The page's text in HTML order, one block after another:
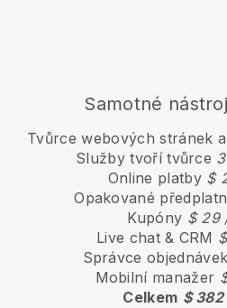
Samotné
Tvůrce webových stránek
Služby tvoří tvůrce
Online platby $
Opakované
Kupóny $ 29
Live chat & CRM
Správce objednávek
Mobilní manažer
Celkem $